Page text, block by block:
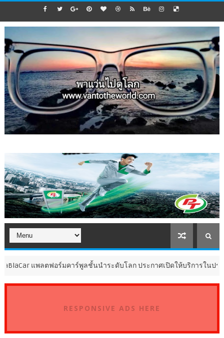
พลตฟอร์มคาร์พูลชั้นนำระดับโลก ประกาศเปิดให้บริการในประเทศไทย
RESPONSIVE ADS HERE